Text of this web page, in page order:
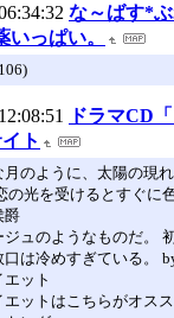
な～ばす*
っぱい。
ドラマCD
ト
月のように、太陽の現
の光を受けるとすぐに
爵
ュのようなものだ。
口は冷めすぎている。
ット
エットはこちらがオス